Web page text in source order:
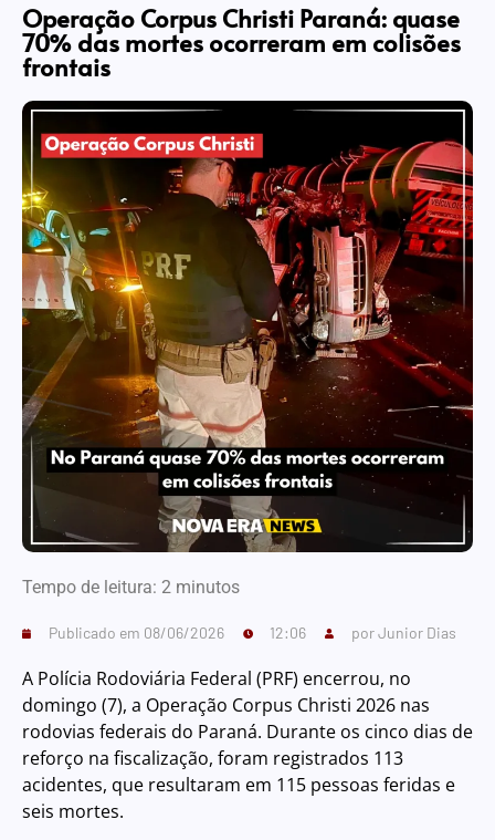
Operação Corpus Christi Paraná: quase
70% das mortes ocorreram em colisões
frontais
Tempo de leitura: 2 minutos
Publicado em 08/06/2026 12:06 porJunior Dias
A Polícia Rodoviária Federal (PRF) encerrou, no
domingo (7), a Operação Corpus Christi 2026 nas
rodovias federais do Paraná. Durante os cinco dias de
reforço na fiscalização, foram registrados 113
acidentes, que resultaram em 115 pessoas feridas e
seis mortes.